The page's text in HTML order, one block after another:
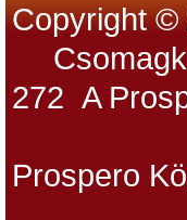
Copyright ©
272 A
Prospero